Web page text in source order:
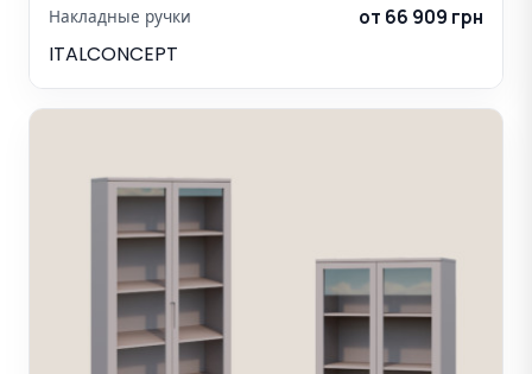
Накладные ручки от 66 909 грн
ITALCONCEPT